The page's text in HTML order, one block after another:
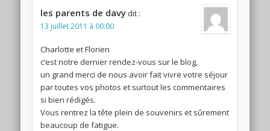
les parents de davy dit :
13 juillet 2011 à 00:00
Charlotte et Florien
c’est notre dernier rendez-vous sur le blog,
un grand merci de nous avoir fait vivre votre séjour
par toutes vos photos et surtout les commentaires
si bien rédigés.
Vous rentrez la tête plein de souvenirs et sûrement
beaucoup de fatigue.